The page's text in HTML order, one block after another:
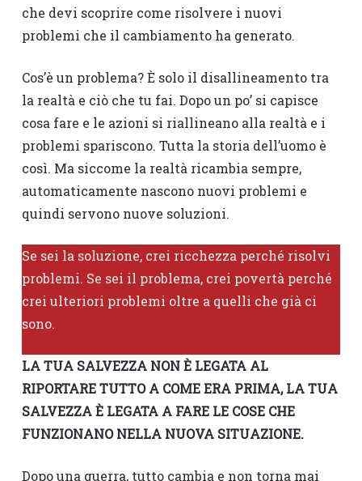
che devi scoprire come risolvere i nuovi
problemi che il cambiamento ha generato.
Cos’è un problema? È solo il disallineamento tra
la realtà e ciò che tu fai. Dopo un po’ si capisce
cosa fare e le azioni si riallineano alla realtà e i
problemi spariscono. Tutta la storia dell’uomo è
così. Ma siccome la realtà ricambia sempre,
automaticamente nascono nuovi problemi e
quindi servono nuove soluzioni.
Se sei la soluzione, crei ricchezza perché risolvi
problemi. Se sei il problema, crei povertà perché
crei ulteriori problemi oltre a quelli che già ci
sono.
LA TUA SALVEZZA NON È LEGATA AL
RIPORTARE TUTTO A COME ERA PRIMA, LA TUA
SALVEZZA È LEGATA A FARE LE COSE CHE
FUNZIONANO NELLA NUOVA SITUAZIONE.
Dopo una guerra, tutto cambia e non torna mai